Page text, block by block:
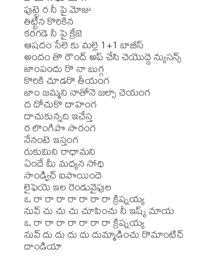
పుట్టె ర నీ పై మోజు
తిట్టిన కొరికిన
కరగడె నీ పై క్రేజె
ఆషదం సేలె కు మల్లె 1+1 బాబీస్
అందం తొ రౌంద్ అప్ చేసి చెయొద్దె న్యుసన్స్
జాంపందు రొ నా బుగ్గ
కొరికి చూడరొ తీయంగ
జాం జమ్మని నాతోనె జల్సా చెయంగ
ద దోచుకొ దాహంగ
దాచుకున్నది ఇచేస్త
ర లొంగిపొ సారంగ
నేనంటె ఇస్తంగ
రుకుమిని రాధామని
ఏందే మీ మధ్యన సోధి
సాండ్విచ్ ఐపొయిందె
లైఫెయె ఇల రెండువైపుల
ఒ రా రా రా రా రా రా రా క్రిష్నయ్య
నువ్ చు చు చు చూపించు నీ ఇష్క్ మాయ
ఒ రా రా రా రా రా రా రా క్రిష్నయ్య
నువ్ దు దు దు దు దుమ్మాడించు రొమాంటిచ్
దాండియా